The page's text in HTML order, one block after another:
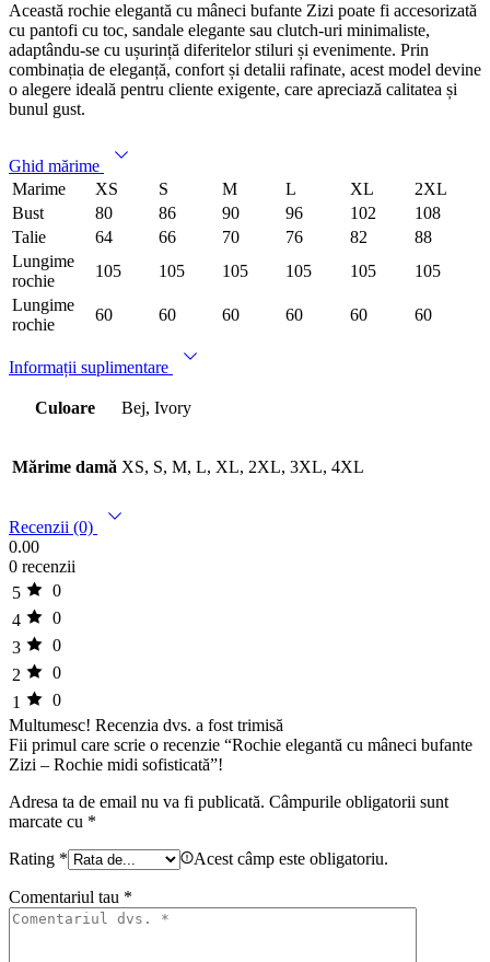
Această rochie elegantă cu mâneci bufante Zizi poate fi accesorizată
cu pantofi cu toc, sandale elegante sau clutch-uri minimaliste,
adaptându-se cu ușurință diferitelor stiluri și evenimente. Prin
combinația de eleganță, confort și detalii rafinate, acest model devine
o alegere ideală pentru cliente exigente, care apreciază calitatea și
bunul gust.
Ghid mărime
Marime
XS S M L XL
2XL
Bust
80 86 90 96 102
108
Talie
64 66 70 76 82
88
Lungime
rochie
105 105 105 105 105
105
Lungime
rochie
60 60 60 60 60 60
Informații suplimentare
Culoare Bej, Ivory
Mărime damă XS, S, M, L, XL, 2XL, 3XL, 4XL
Recenzii (0)
0.00
0 recenzii
5
0
4
0
3
0
2
0
1
0
Multumesc! Recenzia dvs. a fost trimisă
Fii primul care scrie o recenzie “Rochie elegantă cu mâneci bufante
Zizi – Rochie midi sofisticată”!
Adresa ta de email nu va fi publicată. Câmpurile obligatorii sunt
marcate cu *
Rating * Acest câmp este obligatoriu.
Comentariul tau *